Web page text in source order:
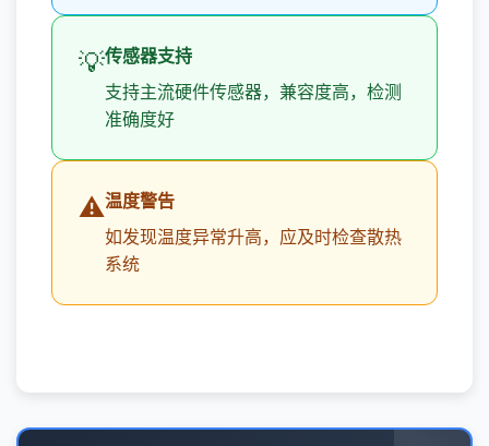
💡传感器支持
支持主流硬件传感器，兼容度高，检测
准确度好
⚠️温度警告
如发现温度异常升高，应及时检查散热
系统